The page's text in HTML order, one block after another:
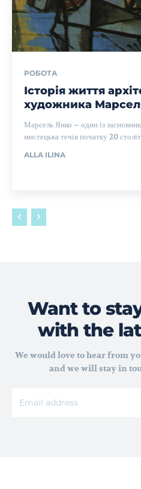
РОБОТА
Історія життя
художника
Марсель Янко – один із
мистецька течія початку 20
ALLA ILINA
Want to
with the
We would love to hear from
and we will stay in